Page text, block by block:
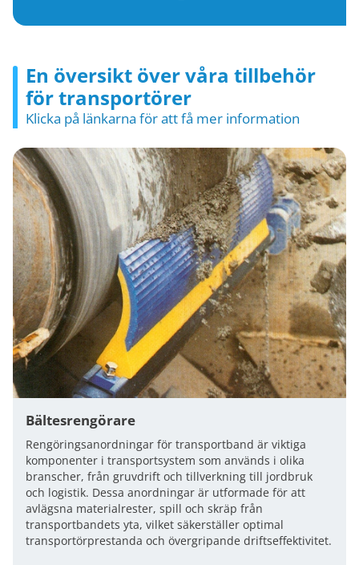
En översikt över våra tillbehör
för transportörer
Klicka på länkarna för att få mer information
Bältesrengörare
Rengöringsanordningar för transportband är viktiga
komponenter i transportsystem som används i olika
branscher, från gruvdrift och tillverkning till jordbruk
och logistik. Dessa anordningar är utformade för att
avlägsna materialrester, spill och skräp från
transportbandets yta, vilket säkerställer optimal
transportörprestanda och övergripande driftseffektivitet.